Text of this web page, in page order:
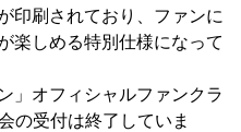
印刷されており、ファンに
楽しめる特別仕様になって
」オフィシャルファンクラ
の受付は終了していま